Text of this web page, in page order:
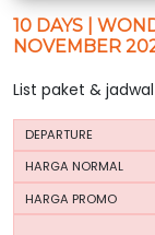
10 DAYS |
NOVEMBER
List paket &
PERIODE
HARGA